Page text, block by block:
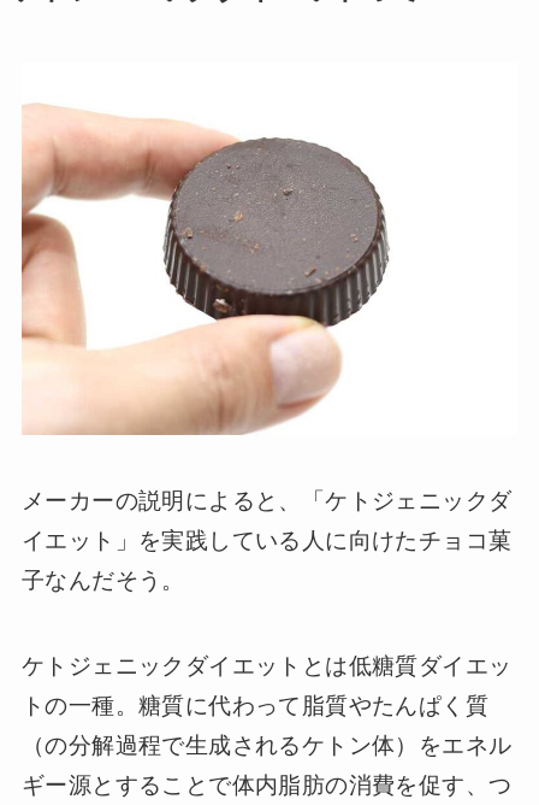
メーカーの説明によると、「ケトジェニックダ
イエット」を実践している人に向けたチョコ菓
子なんだそう。
ケトジェニックダイエットとは低糖質ダイエッ
トの一種。糖質に代わって脂質やたんぱく質
（の分解過程で生成されるケトン体）をエネル
ギー源とすることで体内脂肪の消費を促す、つ